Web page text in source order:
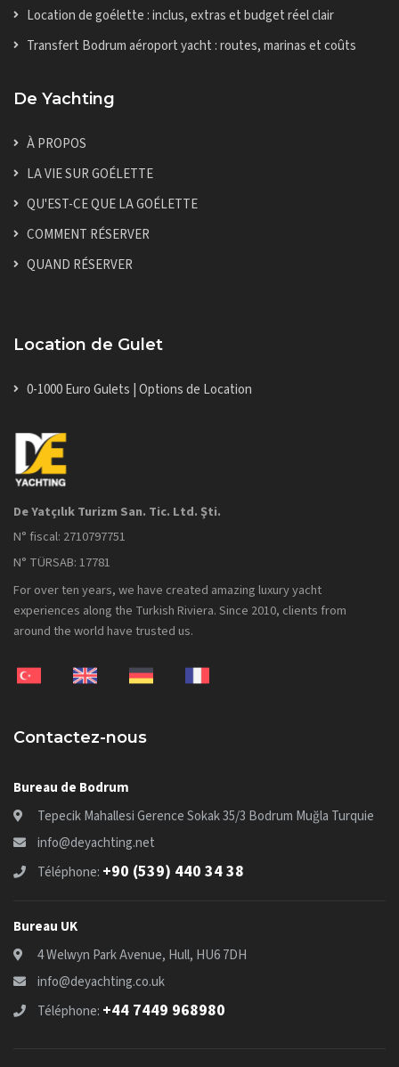
Location de goélette : inclus, extras et budget réel clair
Transfert Bodrum aéroport yacht : routes, marinas et coûts
De Yachting
À PROPOS
LA VIE SUR GOÉLETTE
QU'EST-CE QUE LA GOÉLETTE
COMMENT RÉSERVER
QUAND RÉSERVER
Location de Gulet
0-1000 Euro Gulets | Options de Location
De Yatçılık Turizm San. Tic. Ltd. Şti.
N° fiscal: 2710797751
N° TÜRSAB: 17781
For over ten years, we have created amazing luxury yacht
experiences along the Turkish Riviera. Since 2010, clients from
around the world have trusted us.
Contactez-nous
Bureau de Bodrum
Tepecik Mahallesi Gerence Sokak 35/3 Bodrum Muğla Turquie
info@deyachting.net
Téléphone: +90 (539) 440 34 38
Bureau UK
4 Welwyn Park Avenue, Hull, HU6 7DH
info@deyachting.co.uk
Téléphone: +44 7449 968980